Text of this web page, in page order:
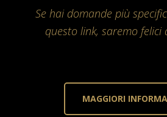
Se hai domande più
questo link, saremo
MAGGIORI